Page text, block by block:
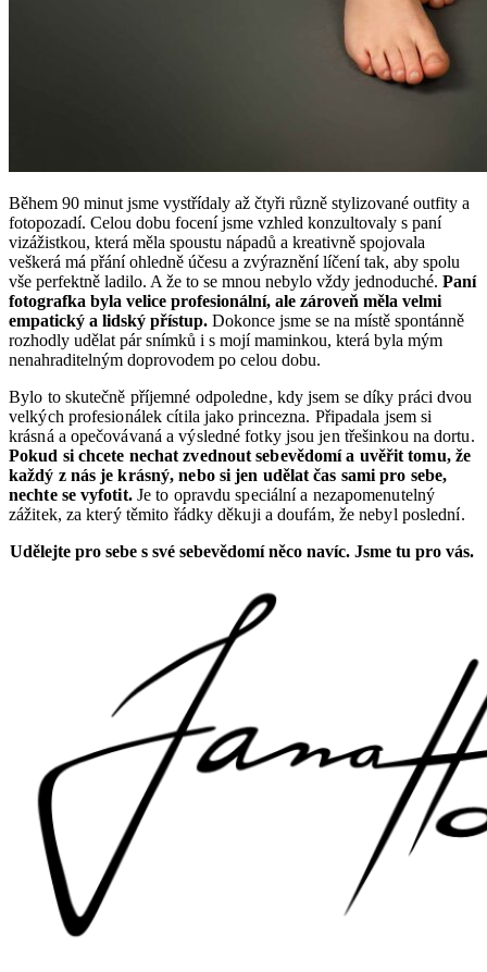
Během 90 minut jsme vystřídaly až čtyři různě stylizované outfity a
fotopozadí. Celou dobu focení jsme vzhled konzultovaly s paní
vizážistkou, která měla spoustu nápadů a kreativně spojovala
veškerá má přání ohledně účesu a zvýraznění líčení tak, aby spolu
vše perfektně ladilo. A že to se mnou nebylo vždy jednoduché. Paní
fotografka byla velice profesionální, ale zároveň měla velmi
empatický a lidský přístup. Dokonce jsme se na místě spontánně
rozhodly udělat pár snímků i s mojí maminkou, která byla mým
nenahraditelným doprovodem po celou dobu.
Bylo to skutečně příjemné odpoledne, kdy jsem se díky práci dvou
velkých profesionálek cítila jako princezna. Připadala jsem si
krásná a opečovávaná a výsledné fotky jsou jen třešinkou na dortu.
Pokud si chcete nechat zvednout sebevědomí a uvěřit tomu, že
každý z nás je krásný, nebo si jen udělat čas sami pro sebe,
nechte se vyfotit.Je to opravdu speciální a nezapomenutelný
zážitek, za který těmito řádky děkuji a doufám, že nebyl poslední.
Udělejte pro sebe s své sebevědomí něco navíc. Jsme tu pro vás.